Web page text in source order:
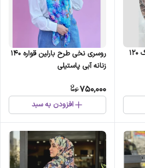
روسری نخی زنانه قواره بزرگ 120
روسری نخی طرح بارلین قواره 140
زنانه آبی پاستیلی
750,000
افزودن به سبد